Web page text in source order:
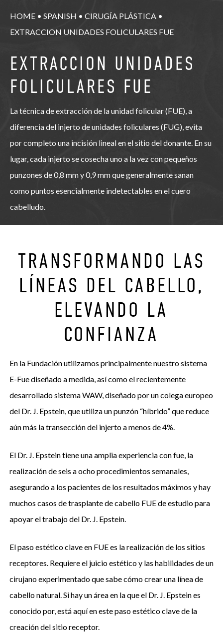
HOME• SPANISH • CIRUGÍA PLÁSTICA •
EXTRACCION UNIDADES FOLICULARES FUE
EXTRACCION UNIDADES
FOLICULARES FUE
La técnica de extracción de la unidad folicular (FUE), a
diferencia del injerto de unidades foliculares (FUG), evita
por completo una incisión lineal en el sitio del donante. En su
lugar, cada injerto se cosecha uno a la vez con pequeños
punzones de 0,8 mm y 0,9 mm que generalmente sanan
como puntos esencialmente indetectables en el cuero
cabelludo.
TRANSFORMANDO LAS
LÍNEAS DEL CABELLO,
ELEVANDO LA
CONFIANZA
En la Fundación utilizamos principalmente nuestro sistema
E-Fue diseñado a medida, así como el recientemente
desarrollado sistema WAW, diseñado por un colega europeo
del Dr. J. Epstein, que utiliza un punzón “híbrido” que reduce
aún más la transección del injerto a menos de 4%.
El Dr. J. Epstein tiene una amplia experiencia con fue, la
realización de seis a ocho procedimientos semanales,
asegurando a los pacientes de los resultados máximos y hay
muchos casos de trasplante de cabello FUE de estudio para
apoyar el trabajo del Dr. J. Epstein.
El paso estético clave en FUE es la realización de los sitios
receptores. Requiere el juicio estético y las habilidades de un
cirujano experimentado que sabe cómo crear una línea de
cabello natural. Si hay un área en la que el Dr. J. Epstein es
conocido por, está aquí en este paso estético clave de la
creación del sitio receptor.